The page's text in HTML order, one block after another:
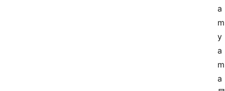
a
m
y
a
m
a